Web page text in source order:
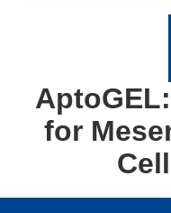
for